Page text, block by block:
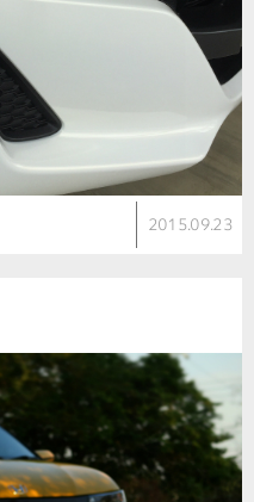
2015.09.23